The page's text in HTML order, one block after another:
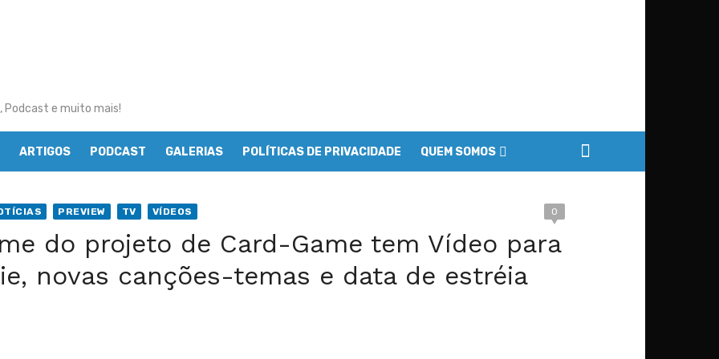
Podcast e muito mais!
ARTIGOS PODCAST GALERIAS POLÍTICAS DE PRIVACIDADE QUEM SOMOS
PREVIEW TV VÍDEOS 0
do projeto de Card-Game tem Vídeo para
novas canções-temas e data de estréia